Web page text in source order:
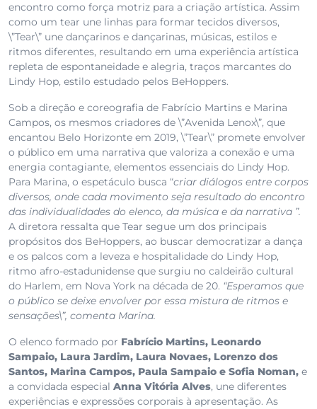
encontro como força motriz para a criação artística. Assim
como um tear une linhas para formar tecidos diversos,
\”Tear\” une dançarinos e dançarinas, músicas, estilos e
ritmos diferentes, resultando em uma experiência artística
repleta de espontaneidade e alegria, traços marcantes do
Lindy Hop, estilo estudado pelos BeHoppers.
Sob a direção e coreografia de Fabrício Martins e Marina
Campos, os mesmos criadores de \”Avenida Lenox\”, que
encantou Belo Horizonte em 2019, \”Tear\” promete envolver
o público em uma narrativa que valoriza a conexão e uma
energia contagiante, elementos essenciais do Lindy Hop.
Para Marina, o espetáculo busca “criar diálogos entre corpos
diversos, onde cada movimento seja resultado do encontro
das individualidades do elenco, da música e da narrativa ”.
A diretora ressalta que Tear segue um dos principais
propósitos dos BeHoppers, ao buscar democratizar a dança
e os palcos com a leveza e hospitalidade do Lindy Hop,
ritmo afro-estadunidense que surgiu no caldeirão cultural
do Harlem, em Nova York na década de 20. “Esperamos que
o público se deixe envolver por essa mistura de ritmos e
sensações\”, comenta Marina.
O elenco formado por Fabrício Martins, Leonardo
Sampaio, Laura Jardim, Laura Novaes, Lorenzo dos
Santos, Marina Campos, Paula Sampaio e Sofia Noman, e
a convidada especial Anna Vitória Alves, une diferentes
experiências e expressões corporais à apresentação. As